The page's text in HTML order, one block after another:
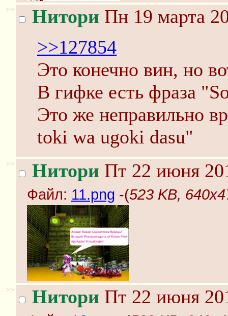
>> Нитори Пн 19 марта
>>127854
Это конечно вин, но
В гифке есть фраза
Это же неправильно
toki wa ugoki dasu"
>> Нитори Пт 22 июня
Файл: 11.png -(523 KB,
>> Нитори Пт 22 июня